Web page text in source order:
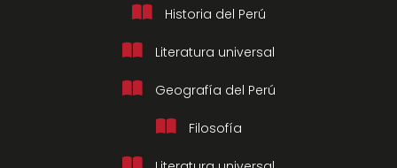
Historia del Perú
Literatura universal
Geografía del Perú
Filosofía